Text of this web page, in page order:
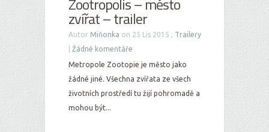
zvířat – trailer
Autor Miňonka on 25 Lis 2015 , Trailery
Žádné komentáře
Metropole Zootopie je město jako
žádné jiné. Všechna zvířata ze všech
životních prostředí tu žijí pohromadě a
mohou být...